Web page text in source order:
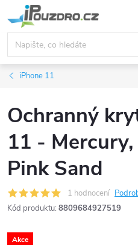
na
obsah
iPhone 11
Ochranný
11 -
Pink Sand
1 hodnocení
Kód produktu: 8809684927519
Akce